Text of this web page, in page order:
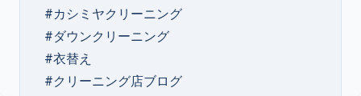
#カシミヤクリーニング
#ダウンクリーニング
#衣替え
#クリーニング店ブログ